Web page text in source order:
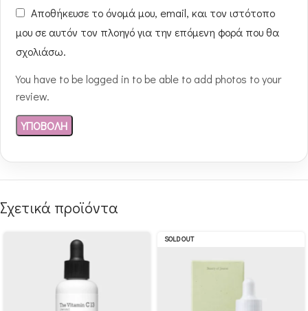
Αποθήκευσε το όνομά μου, email, και τον ιστότοπο
μου σε αυτόν τον πλοηγό για την επόμενη φορά που θα
σχολιάσω.
You have to be logged in to be able to add photos to your
review.
Σχετικά προϊόντα
SOLD OUT